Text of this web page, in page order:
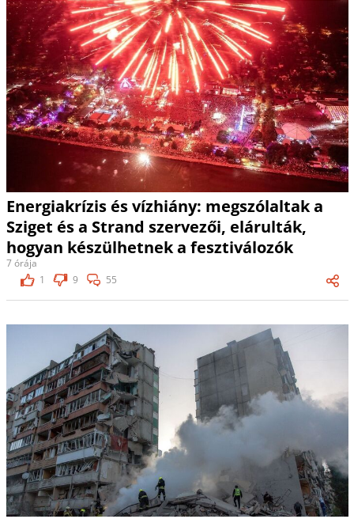
Energiakrízis és vízhiány: megszólaltak a
Sziget és a Strand szervezői, elárulták,
hogyan készülhetnek a fesztiválozók
7 órája
1
9 55